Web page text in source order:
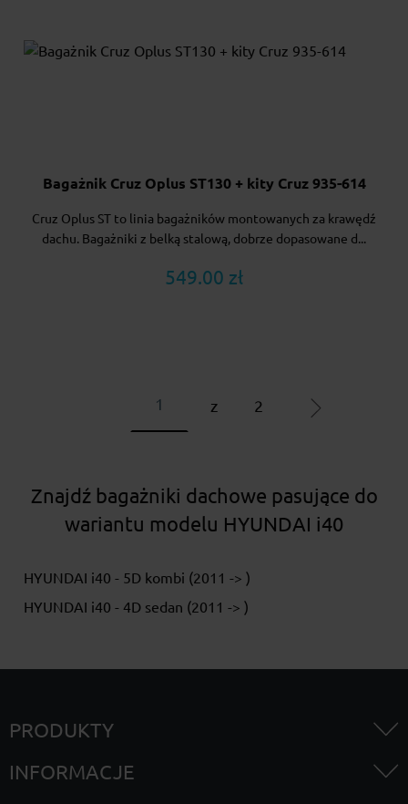
Bagażnik Cruz Oplus ST130 + kity Cruz 935-614
Cruz Oplus ST to linia bagażników montowanych za krawędź
dachu. Bagażniki z belką stalową, dobrze dopasowane d...
549.00 zł
z 2
Znajdź bagażniki dachowe pasujące do
wariantu modelu HYUNDAI i40
HYUNDAI i40 - 5D kombi (2011 -> )
HYUNDAI i40 - 4D sedan (2011 -> )
PRODUKTY
INFORMACJE